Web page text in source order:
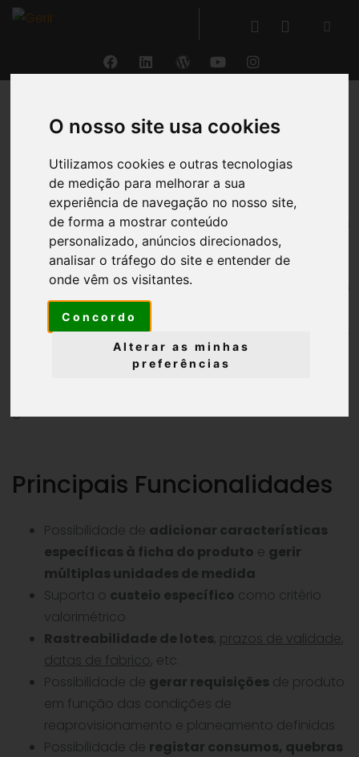
O nosso site usa cookies
Utilizamos cookies e outras tecnologias
de medição para melhorar a sua
experiência de navegação no nosso site,
de forma a mostrar conteúdo
personalizado, anúncios direcionados,
analisar o tráfego do site e entender de
onde vêm os visitantes.
Concordo
Alterar as minhas
preferências
VOLTAR
Produtos
O GERIR®permite ocontrolo total dos
produtos, tanto inventariáveis (stocks) como dos
serviços, assegurando afiabilidade da
informação, garantindo o
regrasaplicáveis e possibilitando a sua gestão de
formasegura,integrando todos os movimentos de
na contabilidadeemtempo real
Principais Funcionalidades
Possibilidade de adicionar características
específicas à ficha do produto e gerir
múltiplas unidades de medida
Suporta o custeio específico como critério
valorimétrico
Rastreabilidade de lotes, prazos de validade,
datas de fabrico, etc.
Possibilidade de gerar requisições de produto
em função das condições de
reaprovisionamento e planeamento definidas
Possibilidade de registar consumos, quebras